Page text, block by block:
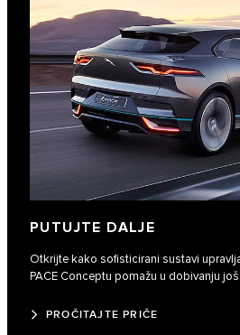
PUTUJTE DALJE
Otkrijte kako sofisticirani sustavi
PACE Conceptu pomažu u dobivanju
PROČITAJTE PRIČE